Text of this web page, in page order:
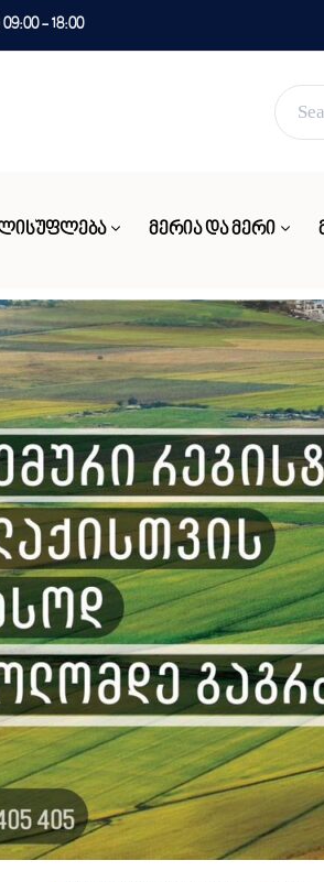
- 18:00
ᲛᲔᲠᲘᲐ ᲓᲐ ᲛᲔᲠᲘ